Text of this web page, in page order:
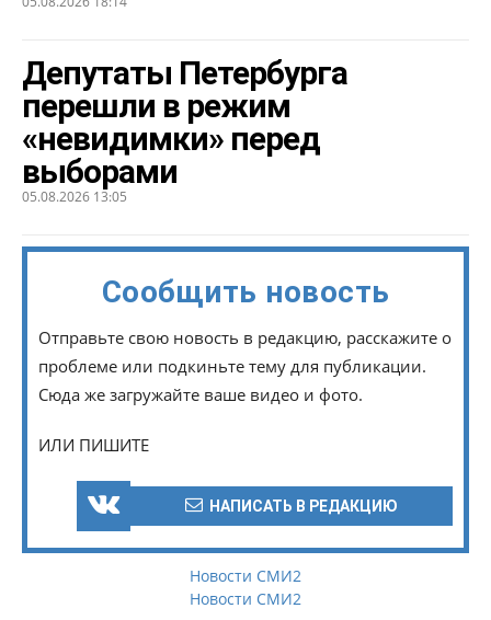
Депутаты Петербурга
перешли в режим
«невидимки» перед
выборами
05.08.2026 13:05
Сообщить новость
Отправьте свою новость в редакцию, расскажите о
проблеме или подкиньте тему для публикации.
Сюда же загружайте ваше видео и фото.
ИЛИ ПИШИТЕ
НАПИСАТЬ В РЕДАКЦИЮ
Новости СМИ2
Новости СМИ2